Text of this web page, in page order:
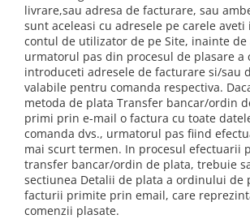
livrare,sau adresa de facturare, sau
sunt aceleasi cu adresele pe carele
contul de utilizator de pe Site, inainte de
urmatorul pas din procesul de plasare a
introduceti adresele de facturare si/sau
valabile pentru comanda respectiva.
metoda de plata Transfer bancar/ordin
primi prin e-mail o factura cu toate
comanda dvs., urmatorul pas fiind
mai scurt termen. In procesul efectuarii
transfer bancar/ordin de plata, trebuie
sectiunea Detalii de plata a ordinului de
facturii primite prin email, care
comenzii plasate.